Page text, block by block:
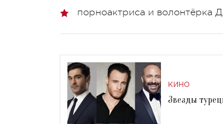
порноактриса и волонтёрка
КИНО
Звезды